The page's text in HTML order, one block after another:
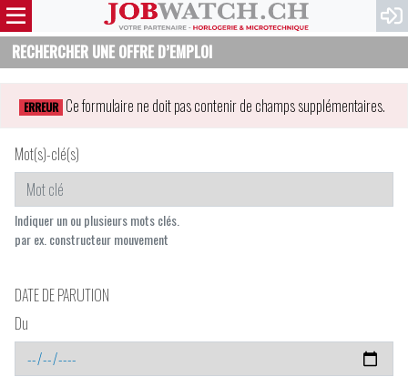
RECHERCHER UNE OFFRE D’EMPLOI
ERREUR Ce formulaire ne doit pas contenir de champs supplémentaires.
Mot(s)-clé(s)
Indiquer un ou plusieurs mots clés.
par ex. constructeur mouvement
DATE DE PARUTION
Du